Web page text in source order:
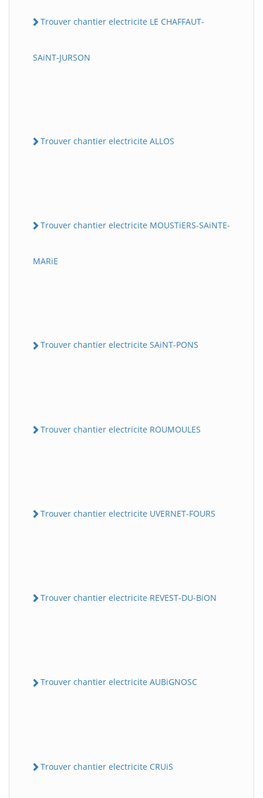
Trouver chantier electricite LE CHAFFAUT-
SAiNT-JURSON
Trouver chantier electricite ALLOS
Trouver chantier electricite MOUSTiERS-SAiNTE-
MARiE
Trouver chantier electricite SAiNT-PONS
Trouver chantier electricite ROUMOULES
Trouver chantier electricite UVERNET-FOURS
Trouver chantier electricite REVEST-DU-BiON
Trouver chantier electricite AUBiGNOSC
Trouver chantier electricite CRUiS